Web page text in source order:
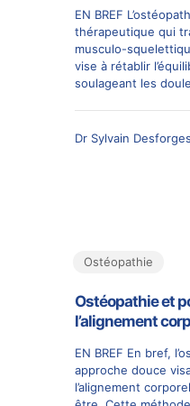
EN BREF
thérapeutique qui
musculo-
vise à rétablir
soulageant les
Dr Sylvain Desforges
Ostéopathie
Ostéopathie et
l’alignement
EN BREF En bref,
approche douce
l’alignement